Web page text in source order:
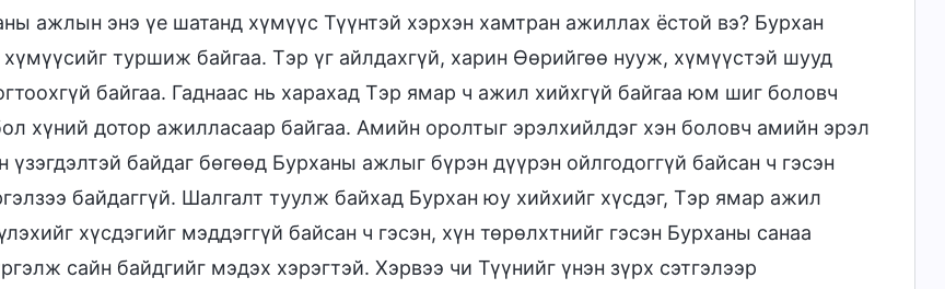
ажлын энэ үе шатанд хүмүүс Түүнтэй хэрхэн хамтран ажиллах ёстой вэ? Бурхан
хүмүүсийг туршиж байгаа. Тэр үг айлдахгүй, харин Өөрийгөө нууж, хүмүүстэй шууд
байгаа. Гаднаас нь харахад Тэр ямар ч ажил хийхгүй байгаа юм шиг боловч
хүний дотор ажилласаар байгаа. Амийн оролтыг эрэлхийлдэг хэн боловч амийн эрэл
үзэгдэлтэй байдаг бөгөөд Бурханы ажлыг бүрэн дүүрэн ойлгодоггүй байсан ч гэсэн
байдаггүй. Шалгалт туулж байхад Бурхан юу хийхийг хүсдэг, Тэр ямар ажил
хүсдэгийг мэддэггүй байсан ч гэсэн, хүн төрөлхтнийг гэсэн Бурханы санаа
сайн байдгийг мэдэх хэрэгтэй. Хэрвээ чи Түүнийг үнэн зүрх сэтгэлээр